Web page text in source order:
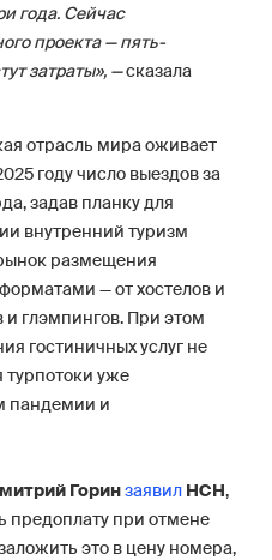
года. Сейчас
проекта — пять-
затраты», —сказала
отрасль мира оживает
году число выездов за
задав планку для
внутренний туризм
размещения
— от хостелов и
и глэмпингов. При этом
гостиничных услуг не
турпотоки уже
пандемии и
Горинзаявил НСН,
предоплату при отмене
это в цену номера,